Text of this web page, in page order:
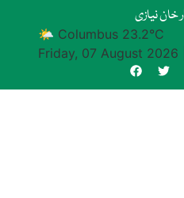
خان نیازی
🌤 Columbus 23.2°C
Friday, 07 August 2026